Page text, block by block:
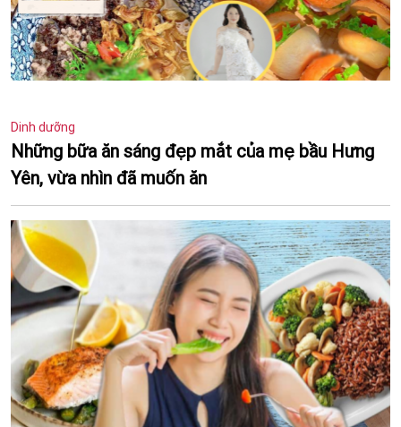
Dinh dưỡng
Những bữa ăn sáng đẹp mắt của mẹ bầu Hưng
Yên, vừa nhìn đã muốn ăn